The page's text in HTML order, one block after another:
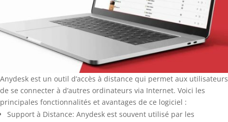
Anydesk est un outil d’accès à distance qui permet aux utilisateurs
de se connecter à d’autres ordinateurs via Internet. Voici les
principales fonctionnalités et avantages de ce logiciel :
Support à Distance: Anydesk est souvent utilisé par les